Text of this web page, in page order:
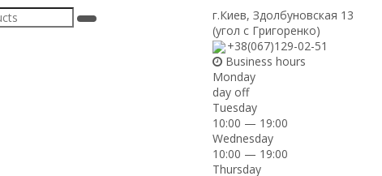
г.Киев, Здолбуновская 13
(угол с Григоренко)
+38(067)129-02-51
Business hours
Monday
day off
Tuesday
10:00 — 19:00
Wednesday
10:00 — 19:00
Thursday